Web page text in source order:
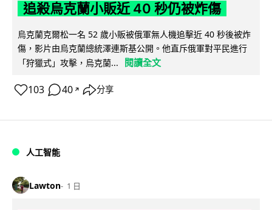
追殺烏克蘭小販近 40 秒仍被炸傷
烏克蘭克爾松一名 52 歲小販被俄軍無人機追擊近 40 秒後被炸
傷，影片由烏克蘭總統澤連斯基公開。他直斥俄軍對平民進行
「狩獵式」攻擊，烏克蘭...
閱讀全文
103 40 ↗ 分享
人工智能
Lawton 1 日